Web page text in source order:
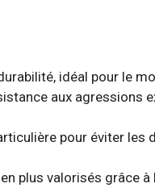
idéal pour le
aux agressions
pour éviter les
plus valorisés grâce